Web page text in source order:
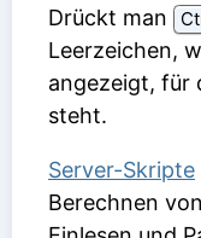
Drückt man
Leerzeichen,
angezeigt, für
steht.
Server-Skripte
Berechnen